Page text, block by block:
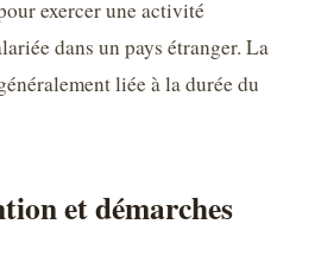
exercer une activité
dans un pays étranger. La
liée à la durée du
et démarches